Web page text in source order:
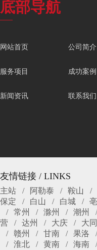
底部导航
网站首页 公司简介
服务项目 成功案例
新闻资讯 联系我们
友情链接 / LINKS
主站 阿勒泰 鞍山
保定
白山 白城
常州
滁州 潮州
营
达州 大庆 大同
赣州
甘南 果洛
淮北
黄南 海南